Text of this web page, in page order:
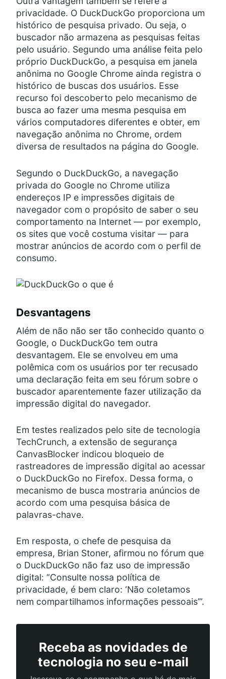
privacidade. O DuckDuckGo proporciona um
histórico de pesquisa privado. Ou seja, o
buscador não armazena as pesquisas feitas
pelo usuário. Segundo uma análise feita pelo
próprio DuckDuckGo, a pesquisa em janela
anônima no Google Chrome ainda registra o
histórico de buscas dos usuários. Esse
recurso foi descoberto pelo mecanismo de
busca ao fazer uma mesma pesquisa em
vários computadores diferentes e obter, em
navegação anônima no Chrome, ordem
diversa de resultados na página do Google.
Segundo o DuckDuckGo, a navegação
privada do Google no Chrome utiliza
endereços IP e impressões digitais de
navegador com o propósito de saber o seu
comportamento na Internet — por exemplo,
os sites que você costuma visitar — para
mostrar anúncios de acordo com o perfil de
consumo.
Desvantagens
Além de não não ser tão conhecido quanto o
Google, o DuckDuckGo tem outra
desvantagem. Ele se envolveu em uma
polêmica com os usuários por ter recusado
uma declaração feita em seu fórum sobre o
buscador aparentemente fazer utilização da
impressão digital do navegador.
Em testes realizados pelo site de tecnologia
TechCrunch, a extensão de segurança
CanvasBlocker indicou bloqueio de
rastreadores de impressão digital ao acessar
o DuckDuckGo no Firefox. Dessa forma, o
mecanismo de busca mostraria anúncios de
acordo com uma pesquisa básica de
palavras-chave.
Em resposta, o chefe de pesquisa da
empresa, Brian Stoner, afirmou no fórum que
o DuckDuckGo não faz uso de impressão
digital: “Consulte nossa política de
privacidade, é bem claro: ‘Não coletamos
nem compartilhamos informações pessoais’”.
Receba as novidades de
tecnologia no seu e-mail